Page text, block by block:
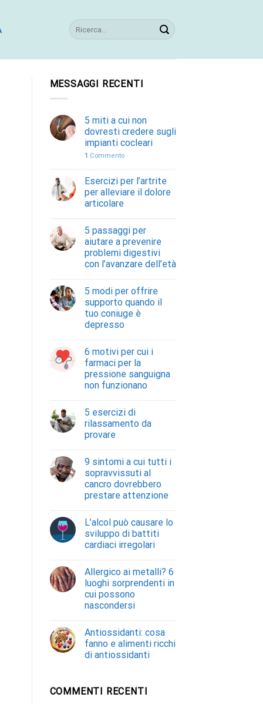
MESSAGGI RECENTI
5 miti a cui non
dovresti credere sugli
impianti cocleari
1 Commento
Esercizi per l’artrite
per alleviare il dolore
articolare
5 passaggi per
aiutare a prevenire
problemi digestivi
con l’avanzare dell’età
5 modi per offrire
supporto quando il
tuo coniuge è
depresso
6 motivi per cui i
farmaci per la
pressione sanguigna
non funzionano
5 esercizi di
rilassamento da
provare
9 sintomi a cui tutti i
sopravvissuti al
cancro dovrebbero
prestare attenzione
L’alcol può causare lo
sviluppo di battiti
cardiaci irregolari
Allergico ai metalli? 6
luoghi sorprendenti in
cui possono
nascondersi
Antiossidanti: cosa
fanno e alimenti ricchi
di antiossidanti
COMMENTI RECENTI